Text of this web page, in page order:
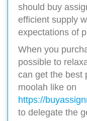
should buy
efficient supply
expectations of
When you
possible to
can get the best
moolah like on
https://
to delegate the